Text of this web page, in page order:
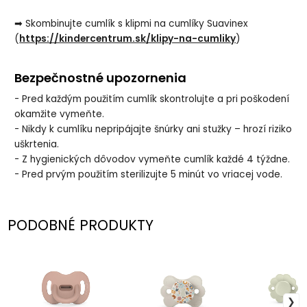
➡ Skombinujte cumlík s klipmi na cumlíky Suavinex
(https://kindercentrum.sk/klipy-na-cumliky)
Bezpečnostné upozornenia
- Pred každým použitím cumlík skontrolujte a pri poškodení
okamžite vymeňte.
- Nikdy k cumlíku nepripájajte šnúrky ani stužky – hrozí riziko
uškrtenia.
- Z hygienických dôvodov vymeňte cumlík každé 4 týždne.
- Pred prvým použitím sterilizujte 5 minút vo vriacej vode.
PODOBNÉ PRODUKTY